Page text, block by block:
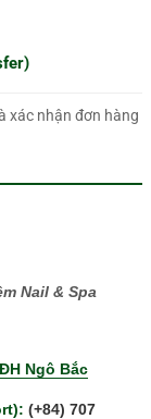
xác nhận đơn hàng
Nail & Spa
Ngô Bắc
(+84) 707